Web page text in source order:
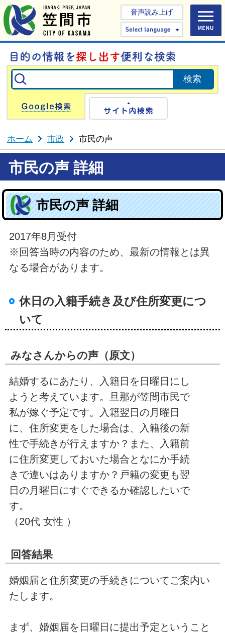
音声読み上げ
Select
Google検索
ホーム 市政 市民の声
市民の声 詳細
市民の声 詳細
2017年8月受付
※回答当時の内容のため、最新の情報とは異
なる場合があります。
休日の入籍手続き及び住所変更につ
いて
みなさんからの声（原文）
結婚するにあたり、入籍日を日曜日にし
ようと考えています。旦那が笠間市民で
私が嫁ぐ予定です。入籍翌日の月曜日
に、住所変更をした場合は、入籍後の新
性で手続きが行えますか？また、入籍前
に住所変更しておいた場合となにか手続
きで違いはありますか？戸籍の変更も翌
日の月曜日にすぐできるか確認したいで
す。
（20代 女性 ）
回答結果
婚姻届と住所変更の手続きについてご案内い
たします。
まず、婚姻届を日曜日に提出予定ということ